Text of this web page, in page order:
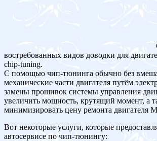
востребованных видов доводки для
chip-tuning.
С помощью чип-тюнинга обычно без
механические части двигателя путём
замены прошивок системы управления
увеличить мощность, крутящий момент, а
минимизировать цену ремонта двигателя
Вот некоторые услуги, которые
автосервисе по чип-тюнингу: